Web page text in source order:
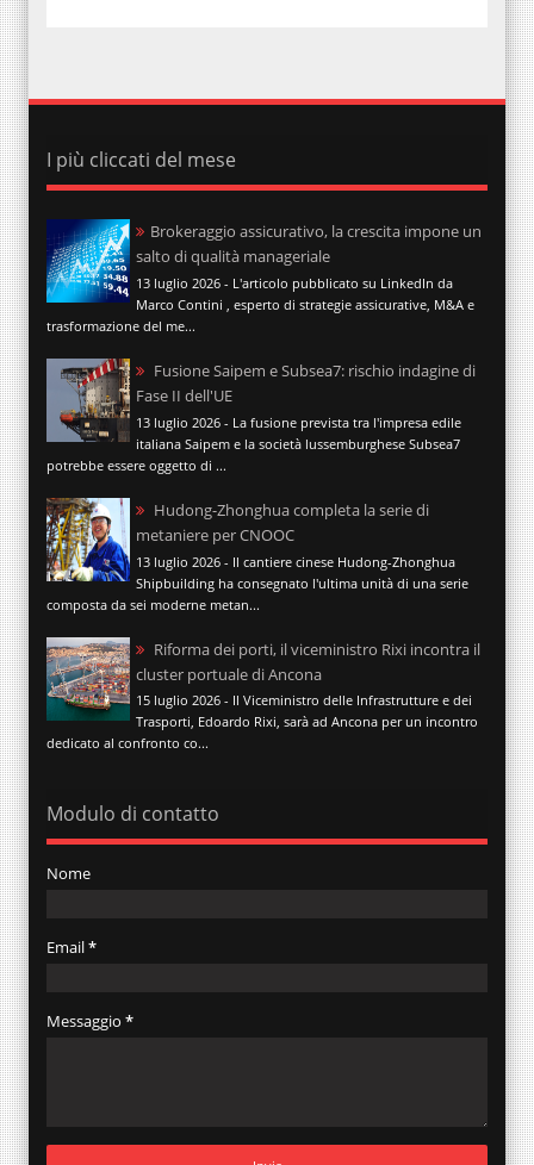
I più cliccati del mese
Brokeraggio assicurativo, la crescita impone un
salto di qualità manageriale
13 luglio 2026 - L'articolo pubblicato su LinkedIn da
Marco Contini , esperto di strategie assicurative, M&A e
trasformazione del me...
Fusione Saipem e Subsea7: rischio indagine di
Fase II dell'UE
13 luglio 2026 - La fusione prevista tra l'impresa edile
italiana Saipem e la società lussemburghese Subsea7
potrebbe essere oggetto di ...
Hudong-Zhonghua completa la serie di
metaniere per CNOOC
13 luglio 2026 - Il cantiere cinese Hudong-Zhonghua
Shipbuilding ha consegnato l'ultima unità di una serie
composta da sei moderne metan...
Riforma dei porti, il viceministro Rixi incontra il
cluster portuale di Ancona
15 luglio 2026 - Il Viceministro delle Infrastrutture e dei
Trasporti, Edoardo Rixi, sarà ad Ancona per un incontro
dedicato al confronto co...
Modulo di contatto
Nome
Email*
Messaggio *